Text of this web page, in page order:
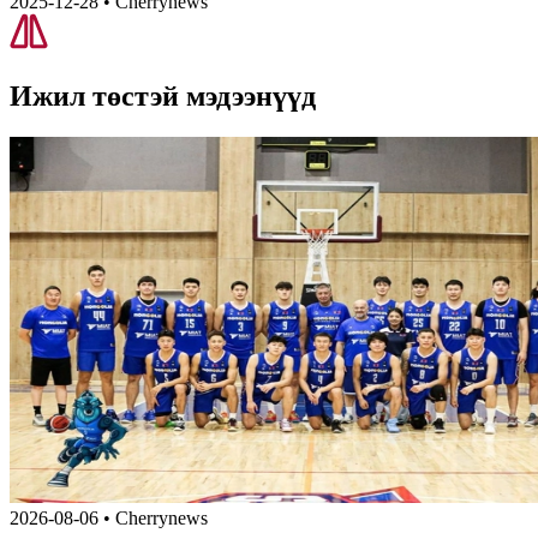
Ижил төстэй мэдээнүүд
2026-08-06 • Cherrynews